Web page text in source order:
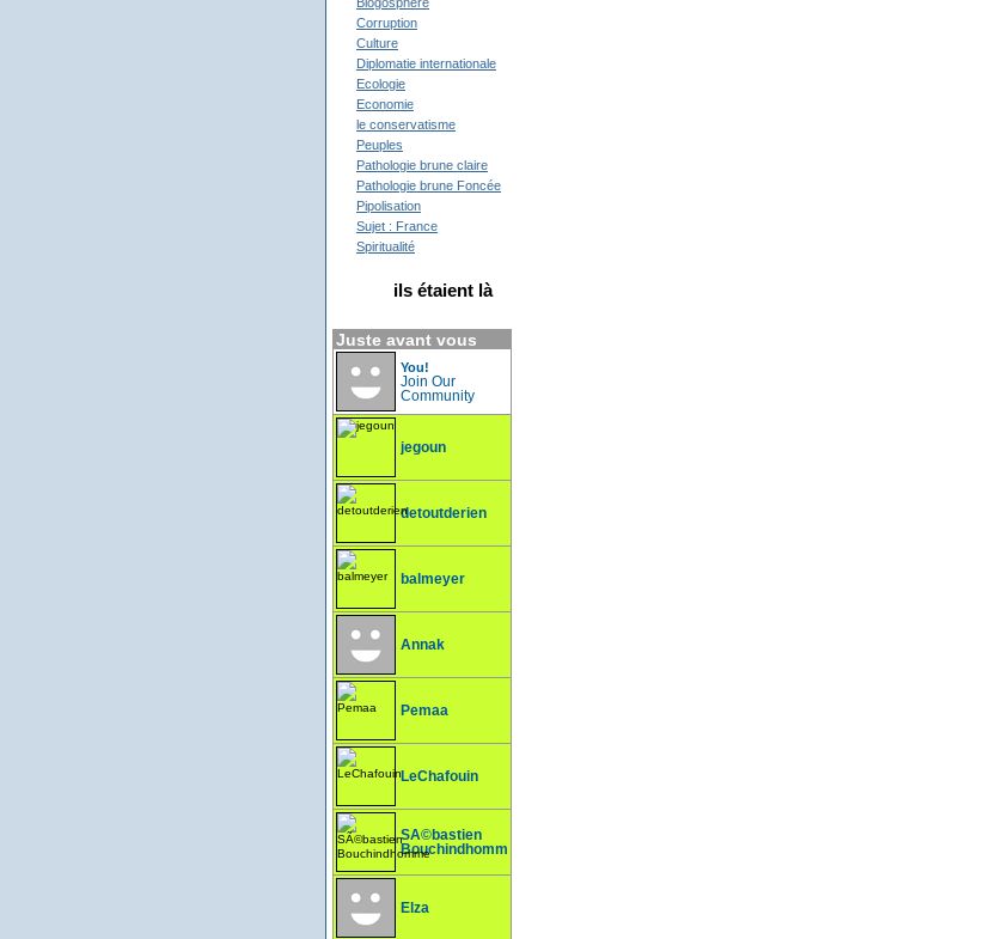
Corruption
Culture
Diplomatie internationale
Ecologie
Economie
le conservatisme
Peuples
Pathologie brune claire
Pathologie brune Foncée
Pipolisation
Sujet : France
Spiritualité
ils étaient là
Juste avant vous
You!
Join Our
Community
jegoun
detoutderien
balmeyer
Annak
Pemaa
LeChafouin
SÃ©bastien
Bouchindhomme
Elza